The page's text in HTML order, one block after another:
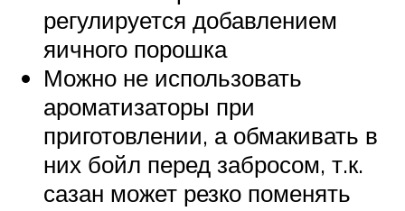
регулируется добавлением
яичного порошка
Можно не использовать
ароматизаторы при
приготовлении, а обмакивать в
них бойл перед забросом, т.к.
сазан может резко поменять